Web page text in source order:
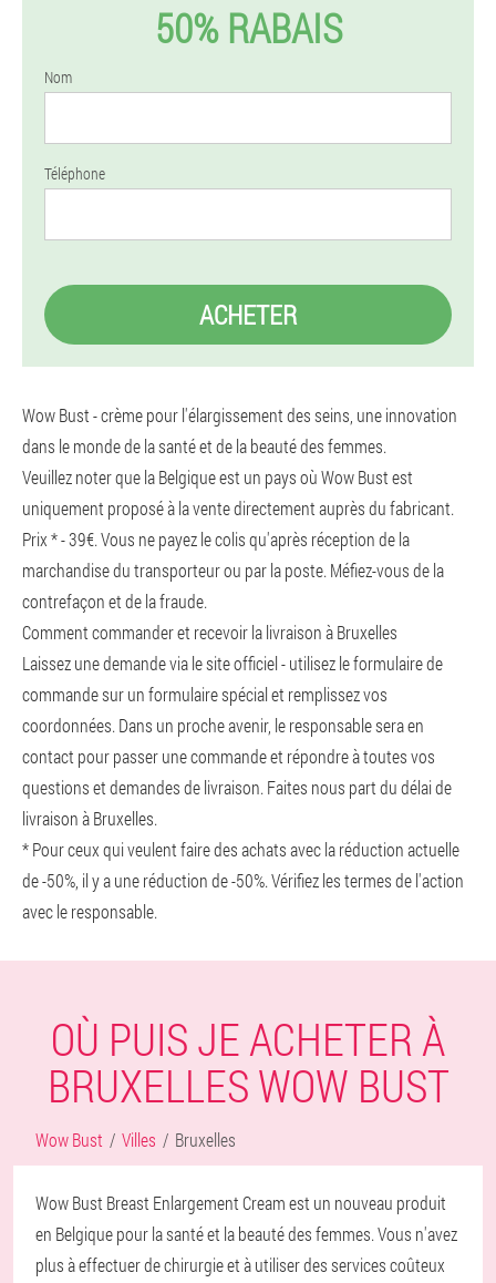
50% RABAIS
Nom
Téléphone
ACHETER
Wow Bust - crème pour l'élargissement des seins, une innovation
dans le monde de la santé et de la beauté des femmes.
Veuillez noter que la Belgique est un pays où Wow Bust est
uniquement proposé à la vente directement auprès du fabricant.
Prix ​​* - 39€. Vous ne payez le colis qu'après réception de la
marchandise du transporteur ou par la poste. Méfiez-vous de la
contrefaçon et de la fraude.
Comment commander et recevoir la livraison à Bruxelles
Laissez une demande via le site officiel - utilisez le formulaire de
commande sur un formulaire spécial et remplissez vos
coordonnées. Dans un proche avenir, le responsable sera en
contact pour passer une commande et répondre à toutes vos
questions et demandes de livraison. Faites nous part du délai de
livraison à Bruxelles.
* Pour ceux qui veulent faire des achats avec la réduction actuelle
de -50%, il y a une réduction de -50%. Vérifiez les termes de l'action
avec le responsable.
OÙ PUIS JE ACHETER À
BRUXELLES WOW BUST
Wow Bust Villes Bruxelles
Wow Bust Breast Enlargement Cream est un nouveau produit
en Belgique pour la santé et la beauté des femmes. Vous n'avez
plus à effectuer de chirurgie et à utiliser des services coûteux